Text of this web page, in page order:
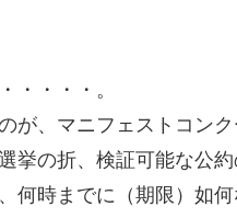
・・・・。
が、マニフェストコンク
挙の折、検証可能な公約
何時までに（期限）如